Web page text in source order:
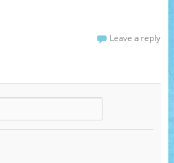
Leave a reply